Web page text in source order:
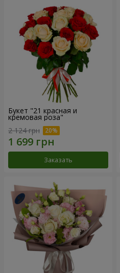
Букет "21 красная и
кремовая роза"
2 124 грн
Заказать